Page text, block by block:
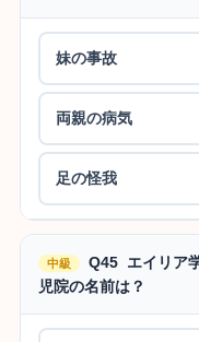
妹の事故
両親の病気
足の怪我
中級
Q45 エイリア
児院の名前は？